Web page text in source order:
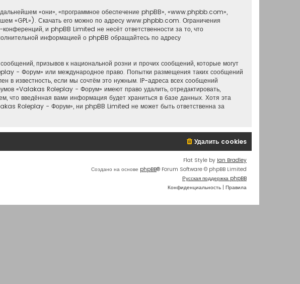
«они», «программное обеспечение phpBB», «www.phpbb.com»,
«GPL»). Скачать его можно по адресу www.phpbb.com. Ограничения
и phpBB Limited не несёт ответственности за то, что
информацией о phpBB обращайтесь по адресу
призывов к национальной розни и прочих сообщений, которые могут
- Форум» или международное право. Попытки размещения таких сообщений
в известность, если мы сочтём это нужным. IP-адреса всех сообщений
«Valakas Roleplay - Форум» имеют право удалить, отредактировать,
что введённая вами информация будет храниться в базе данных. Хотя эта
Roleplay - Форум», ни phpBB Limited не может быть ответственна за
Удалить cookies
Flat Style by Ian Bradley
Создано на основе phpBB® Forum Software © phpBB Limited
Русская поддержка phpBB
Конфиденциальность | Правила